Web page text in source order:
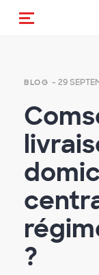
BLOG - 29
?